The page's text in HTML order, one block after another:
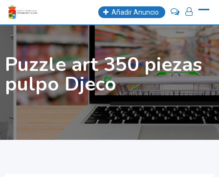
Skip
content
Añadir Anuncio
Puzzle art 350 piezas
pulpo Djeco